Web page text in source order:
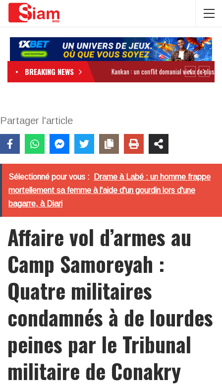
BREAKING NEWS
Partager l'article
Sélectionné pour vous :
Drame à Labé : un homme frappe
mortellement sa femme à l'aide d'un gourdin lors d'une
bagarre, à Diari
Affaire vol d’armes au
Camp Samoreyah :
Quatre militaires
condamnés à de lourdes
peines par le Tribunal
militaire de Conakry